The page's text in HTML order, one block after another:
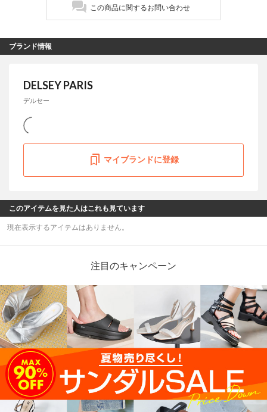
この商品に関するお問い合わせ
ブランド情報
DELSEY PARIS
デルセー
マイブランドに登録
このアイテムを見た人はこれも見ています
現在表示するアイテムはありません。
注目のキャンペーン